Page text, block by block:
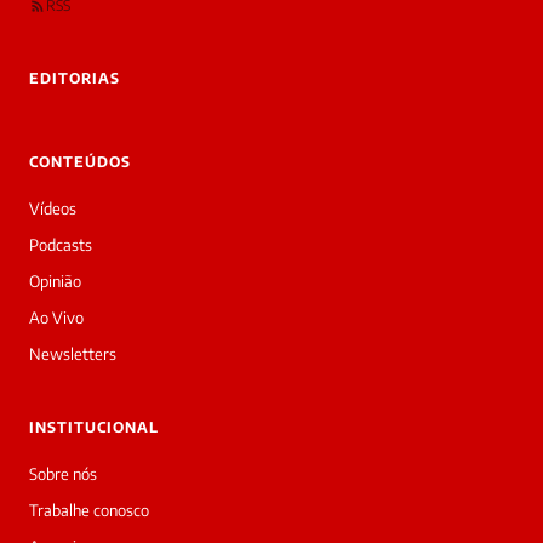
Bom
Sou
a
daqui
do
Prime.
Marcos
Eduardo
Carvalho
acabou
RSS
EDITORIAS
CONTEÚDOS
Vídeos
Podcasts
Opinião
Ao Vivo
Newsletters
INSTITUCIONAL
Sobre nós
Trabalhe conosco